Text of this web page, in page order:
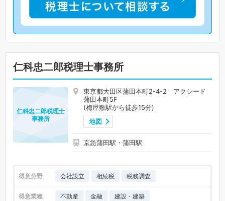
仁科忠二郎税理士事務所
東京都大田区蒲田本町2-4-2 アクシード
蒲田本町5F
(梅屋敷駅から徒歩15分)
地図
京急蒲田駅・蒲田駅
仁科忠二郎税理士
事務所
得意分野 会社設立 相続税 税務調査
得意業種 不動産 金融
建設・建築